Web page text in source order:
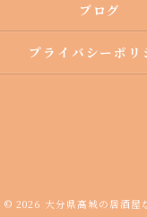
ブログ
プライバシーポリ
© 2026 大分県高城の居酒